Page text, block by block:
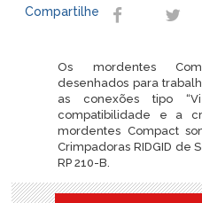
Compartilhe
Os mordentes
desenhados para
as conexões tipo
compatibilidade e a
mordentes Compact
Crimpadoras RIDGID de
RP 210-B.